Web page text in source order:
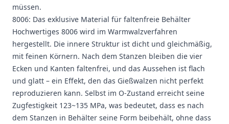
müssen.
8006: Das exklusive Material für faltenfreie Behälter
Hochwertiges 8006 wird im Warmwalzverfahren
hergestellt. Die innere Struktur ist dicht und gleichmäßig,
mit feinen Körnern. Nach dem Stanzen bleiben die vier
Ecken und Kanten faltenfrei, und das Aussehen ist flach
und glatt – ein Effekt, den das Gießwalzen nicht perfekt
reproduzieren kann. Selbst im O-Zustand erreicht seine
Zugfestigkeit 123~135 MPa, was bedeutet, dass es nach
dem Stanzen in Behälter seine Form beibehält, ohne dass